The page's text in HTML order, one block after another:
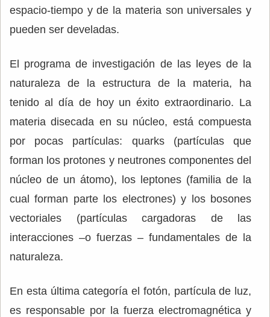
espacio-tiempo y de la materia son universales y
pueden ser develadas.
El programa de investigación de las leyes de la
naturaleza de la estructura de la materia, ha
tenido al día de hoy un éxito extraordinario. La
materia disecada en su núcleo, está compuesta
por pocas partículas: quarks (partículas que
forman los protones y neutrones componentes del
núcleo de un átomo), los leptones (familia de la
cual forman parte los electrones) y los bosones
vectoriales (partículas cargadoras de las
interacciones –o fuerzas – fundamentales de la
naturaleza.
En esta última categoría el fotón, partícula de luz,
es responsable por la fuerza electromagnética y